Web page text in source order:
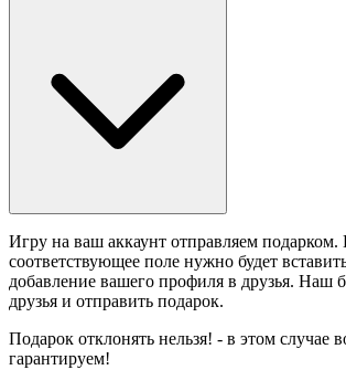
Игру на ваш аккаунт отправляем подарком.
соответствующее поле нужно будет
добавление вашего профиля в друзья. Наш
друзья и отправить подарок.
Подарок отклонять нельзя! - в этом случае
гарантируем!